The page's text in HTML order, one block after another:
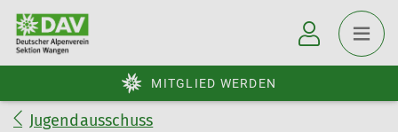
MITGLIED WERDEN
Jugendausschuss